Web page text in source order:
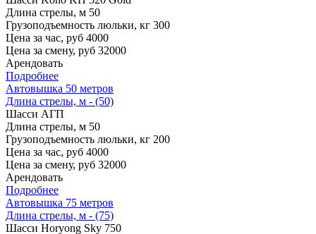
Длина стрелы, м 50
Грузоподъемность люльки, кг 300
Цена за час, руб 4000
Цена за смену, руб 32000
Арендовать
Подробнее
Автовышка 50 метров
Длина стрелы, м - (50)
Шасси АГП
Длина стрелы, м 50
Грузоподъемность люльки, кг 200
Цена за час, руб 4000
Цена за смену, руб 32000
Арендовать
Подробнее
Автовышка 75 метров
Длина стрелы, м - (75)
Шасси Horyong Sky 750